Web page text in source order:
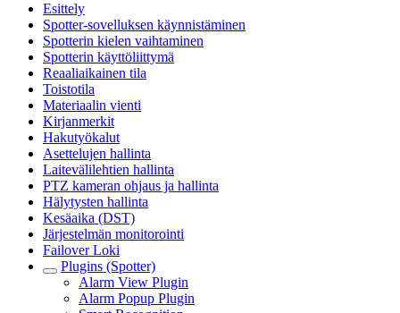
Esittely
Spotter-sovelluksen käynnistäminen
Spotterin kielen vaihtaminen
Spotterin käyttöliittymä
Reaaliaikainen tila
Toistotila
Materiaalin vienti
Kirjanmerkit
Hakutyökalut
Asettelujen hallinta
Laitevälilehtien hallinta
PTZ kameran ohjaus ja hallinta
Hälytysten hallinta
Kesäaika (DST)
Järjestelmän monitorointi
Failover Loki
Plugins (Spotter)
Alarm View Plugin
Alarm Popup Plugin